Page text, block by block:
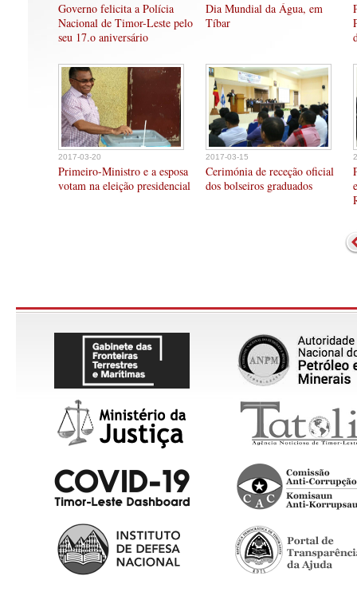
Governo felicita a Polícia
Nacional de Timor-Leste pelo
seu 17.o aniversário
Dia Mundial da Água, em
Tíbar
2017-03-20
Primeiro-Ministro e a esposa
votam na eleição presidencial
2017-03-15
Cerimónia de receção oficial
dos bolseiros graduados